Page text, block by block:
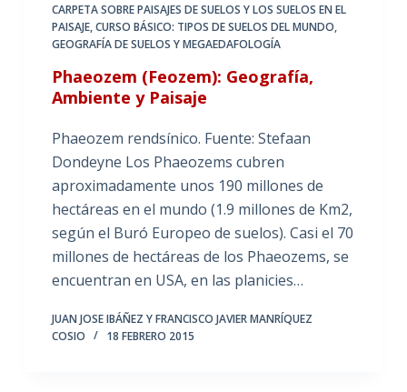
CARPETA SOBRE PAISAJES DE SUELOS Y LOS SUELOS EN EL
PAISAJE,CURSO BÁSICO: TIPOS DE SUELOS DEL MUNDO,
GEOGRAFÍA DE SUELOS Y MEGAEDAFOLOGÍA
Phaeozem (Feozem): Geografía,
Ambiente y Paisaje
Phaeozem rendsínico. Fuente: Stefaan
Dondeyne Los Phaeozems cubren
aproximadamente unos 190 millones de
hectáreas en el mundo (1.9 millones de Km2,
según el Buró Europeo de suelos). Casi el 70
millones de hectáreas de los Phaeozems, se
encuentran en USA, en las planicies…
JUAN JOSE IBÁÑEZ Y FRANCISCO JAVIER MANRÍQUEZ
COSIO
18 FEBRERO 2015